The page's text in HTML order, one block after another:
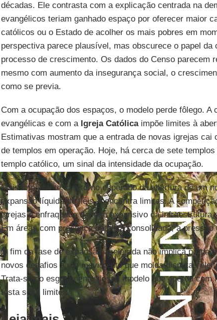
décadas. Ele contrasta com a explicação centrada na
evangélicos teriam ganhado espaço por oferecer maior
católicos ou o Estado de acolher os mais pobres em
perspectiva parece plausível, mas obscurece o papel da
processo de crescimento. Os dados do Censo parecem
mesmo com aumento da insegurança social, o
como se previa.
Com a ocupação dos espaços, o modelo perde fôlego. A
evangélicas e com a Igreja Católicaimpõe limites à
Estimativas mostram que a entrada de novas igrejas cai
de templos em operação. Hoje, há cerca de sete
templo católico, um sinal da intensidade da ocupação.
Mais importante: o retorno esperado da abertura de um
expansão líquida de fiéis— encontra limites. A
igrejas e enfraquece o efeito expansivo da infraestrutura
Em áreas com presença católica consolidada, a pressão
O fim da fase de expansão acelerada não implica perda
novos desafios a um movimento que molda disputas
Trata-se do esgotamento de um modelo que operou com
testa seus limites.